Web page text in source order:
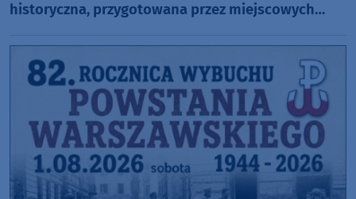
historyczna, przygotowana przez miejscowych